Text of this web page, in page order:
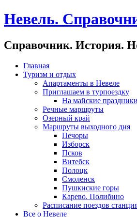
Невель.
Справочник. История.
Главная
Туризм и отдых
Апартаменты в Невеле
Приглашаем в турпоездку
На майские
Речные маршруты
Озерный край
Маршруты выходного дня
Печоры
Изборск
Псков
Витебск
Полоцк
Смоленск
Пушкиские горы
Карево. Полибино
Расписание поездов
Все о Невеле